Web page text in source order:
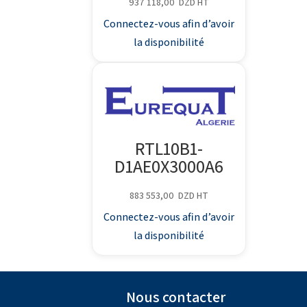
Connectez-vous afin d’avoir
la disponibilité
RTL10B1-
D1AE0X3000A6
883 553,00 DZD HT
Connectez-vous afin d’avoir
la disponibilité
Nous contacter